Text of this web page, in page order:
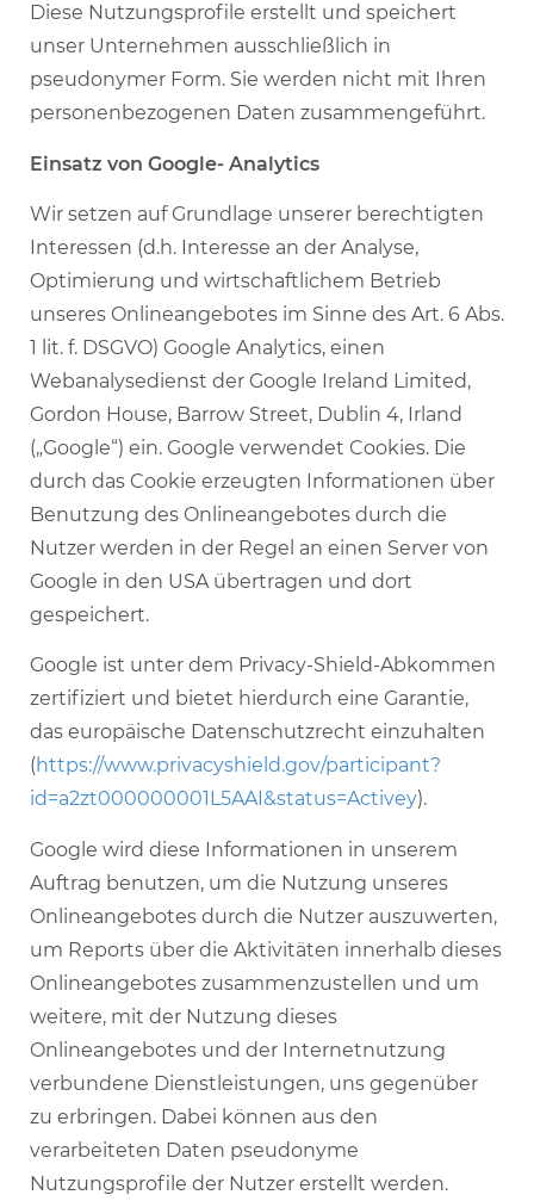
Diese Nutzungsprofile erstellt und speichert
unser Unternehmen ausschließlich in
pseudonymer Form. Sie werden nicht mit Ihren
personenbezogenen Daten zusammengeführt.
Einsatz von Google- Analytics
Wir setzen auf Grundlage unserer berechtigten
Interessen (d.h. Interesse an der Analyse,
Optimierung und wirtschaftlichem Betrieb
unseres Onlineangebotes im Sinne des Art. 6 Abs.
1 lit. f. DSGVO) Google Analytics, einen
Webanalysedienst der Google Ireland Limited,
Gordon House, Barrow Street, Dublin 4, Irland
(„Google“) ein. Google verwendet Cookies. Die
durch das Cookie erzeugten Informationen über
Benutzung des Onlineangebotes durch die
Nutzer werden in der Regel an einen Server von
Google in den USA übertragen und dort
gespeichert.
Google ist unter dem Privacy-Shield-Abkommen
zertifiziert und bietet hierdurch eine Garantie,
das europäische Datenschutzrecht einzuhalten
(https://www.privacyshield.gov/participant?
id=a2zt000000001L5AAI&status=Activey).
Google wird diese Informationen in unserem
Auftrag benutzen, um die Nutzung unseres
Onlineangebotes durch die Nutzer auszuwerten,
um Reports über die Aktivitäten innerhalb dieses
Onlineangebotes zusammenzustellen und um
weitere, mit der Nutzung dieses
Onlineangebotes und der Internetnutzung
verbundene Dienstleistungen, uns gegenüber
zu erbringen. Dabei können aus den
verarbeiteten Daten pseudonyme
Nutzungsprofile der Nutzer erstellt werden.